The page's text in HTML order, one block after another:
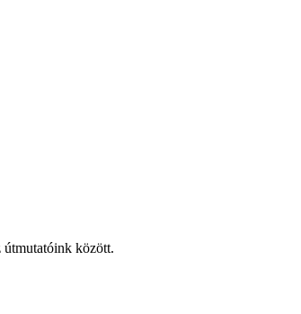
útmutatóink között.